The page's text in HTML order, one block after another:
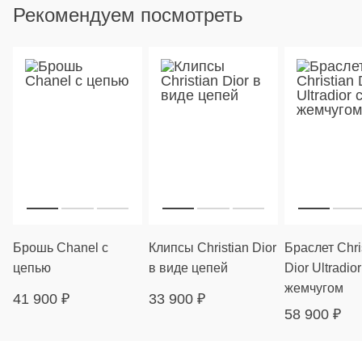
Рекомендуем посмотреть
Брошь Chanel с
цепью
41 900 ₽
Клипсы Christian Dior
в виде цепей
33 900 ₽
Браслет
Dior
жемчугом
58 900 ₽